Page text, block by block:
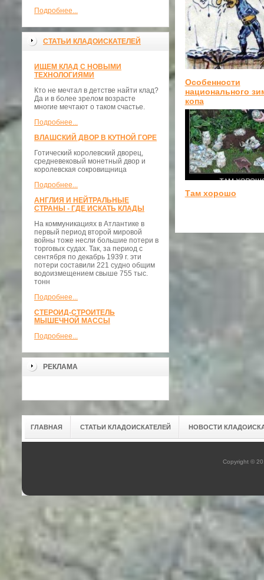
Подробнее...
СТАТЬИ КЛАДОИСКАТЕЛЕЙ
ИЩЕМ КЛАД С НОВЫМИ
ТЕХНОЛОГИЯМИ
Кто не мечтал в детстве найти клад?
Да и в более зрелом возрасте
многие мечтают о таком счастье.
Подробнее...
ВЛАШСКИЙ ДВОР В КУТНОЙ ГОРЕ
Готический королевский дворец,
средневековый монетный двор и
королевская сокровищница
Подробнее...
АНГЛИЯ И НЕЙТРАЛЬНЫЕ
СТРАНЫ - ГДЕ ИСКАТЬ КЛАДЫ
На коммуникациях в Атлантике в
первый период второй мировой
войны тоже несли большие потери в
торговых судах. Так, за период с
сентября по декабрь 1939 г. эти
потери составили 221 судно общим
водоизмещением свыше 755 тыс.
тонн
Подробнее...
СТЕРОИД-СТРОИТЕЛЬ
МЫШЕЧНОЙ МАССЫ
Подробнее...
РЕКЛАМА
Особенности
национального
копа
Там хорошо
ГЛАВНАЯ СТАТЬИ КЛАДОИСКАТЕЛЕЙ НОВОСТИ
Copyright ©